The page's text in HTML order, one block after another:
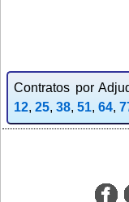
Contratos por
12, 25, 38, 51, 64,